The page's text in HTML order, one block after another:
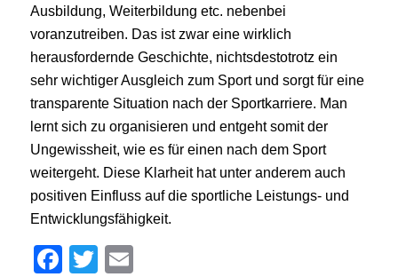
Ausbildung, Weiterbildung etc. nebenbei
voranzutreiben. Das ist zwar eine wirklich
herausfordernde Geschichte, nichtsdestotrotz ein
sehr wichtiger Ausgleich zum Sport und sorgt für eine
transparente Situation nach der Sportkarriere. Man
lernt sich zu organisieren und entgeht somit der
Ungewissheit, wie es für einen nach dem Sport
weitergeht. Diese Klarheit hat unter anderem auch
positiven Einfluss auf die sportliche Leistungs- und
Entwicklungsfähigkeit.
Facebook
Twitter